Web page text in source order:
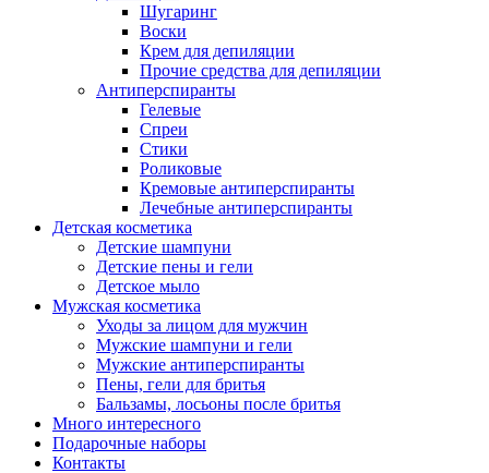
Шугаринг
Воски
Крем для депиляции
Прочие средства для депиляции
Антиперспиранты
Гелевые
Спреи
Стики
Роликовые
Кремовые антиперспиранты
Лечебные антиперспиранты
Детская косметика
Детские шампуни
Детские пены и гели
Детское мыло
Мужская косметика
Уходы за лицом для мужчин
Мужские шампуни и гели
Мужские антиперспиранты
Пены, гели для бритья
Бальзамы, лосьоны после бритья
Много интересного
Подарочные наборы
Контакты